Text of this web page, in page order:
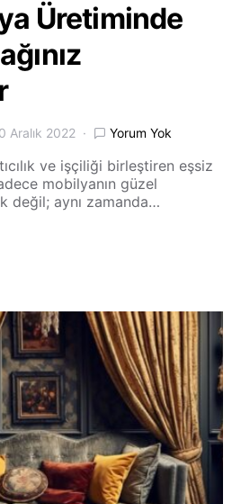
Üretiminde
Aralık 2022 Yorum Yok
ve işçiliği birleştiren eşsiz
mobilyanın güzel
değil; aynı zamanda…